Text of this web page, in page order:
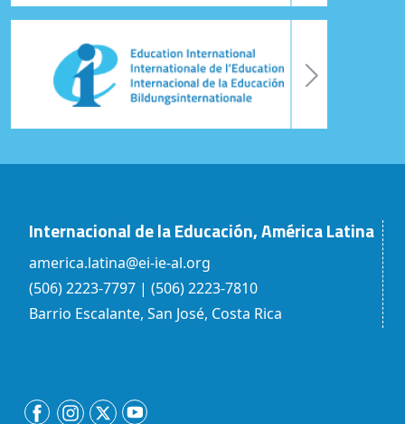
Internacional de la Educación, América Latina
america.latina@ei-ie-al.org
(506) 2223-7797 | (506) 2223-7810
Barrio Escalante, San José, Costa Rica